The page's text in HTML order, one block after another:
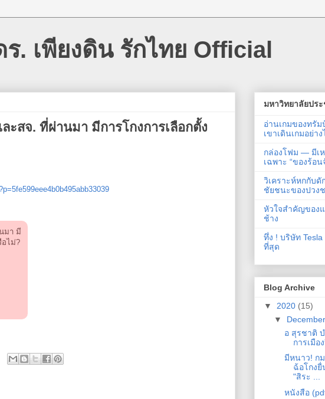
. เพียงดิน รักไทย Official
ะสจ. ที่ผ่านมา มีการโกงการเลือกตั้ง
มา มี
อไม่?
มหาวิทยาลัยปร
อ่านเกมของทรัม
เขาเดินเกมอย่า
กล่องโฟม — มีเ
เฉพาะ “ของร้อน
วิเคราะห์หกกับ
ชัยชนะของปวง
หัวใจสำคัญของ
ช้าง
ทึ่ง ! บริษัท Tesla
ที่สุด
Blog Archive
▼ 2020 (15)
▼ December
อ สุรชาติ
การเมือ
มีหนาว! ก
ฉ้อโกงยื่
"สิระ ...
หนังสือ